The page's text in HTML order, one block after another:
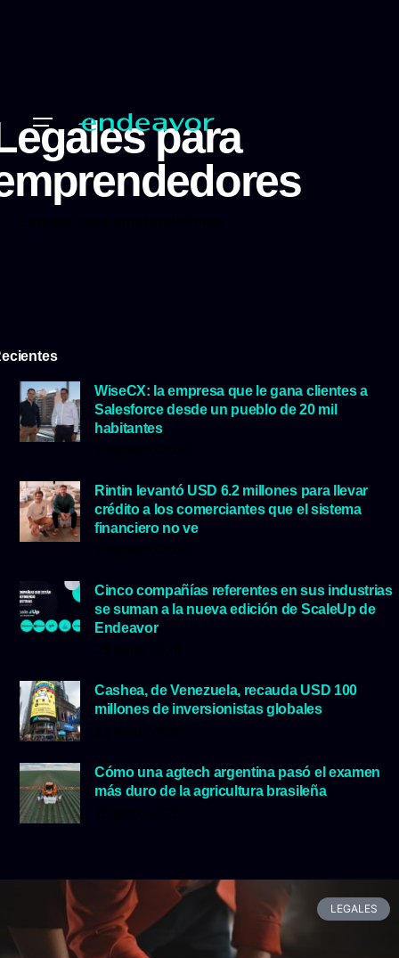
para
WiseCX: la empresa que le gana clientes a
Salesforce desde un pueblo de 20 mil
habitantes
Rintin levantó USD 6.2 millones para llevar
crédito a los comerciantes que el sistema
financiero no ve
Cinco compañías referentes en sus industrias
se suman a la nueva edición de ScaleUp de
Endeavor
Cashea, de Venezuela, recauda USD 100
millones de inversionistas globales
Cómo una agtech argentina pasó el examen
más duro de la agricultura brasileña
LEGALES